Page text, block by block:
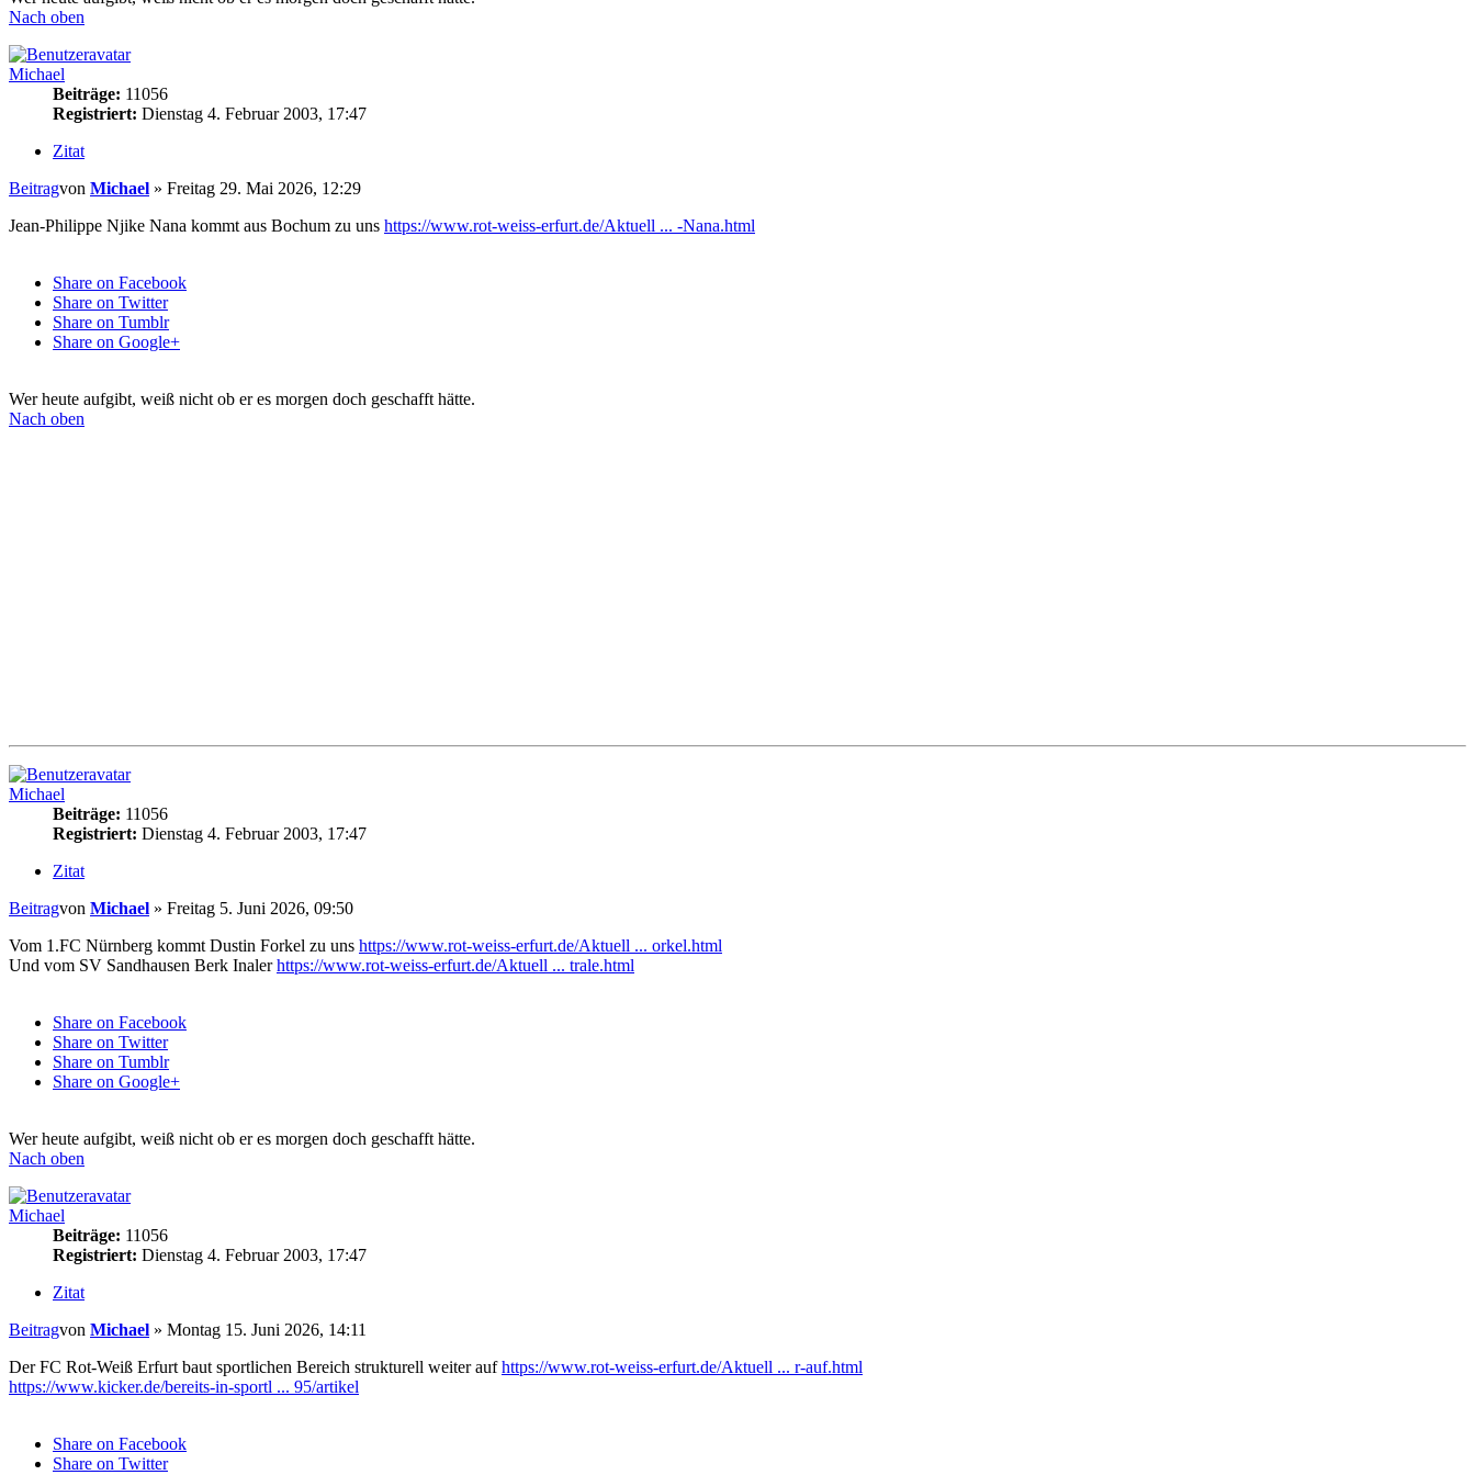
Nach oben
Michael
Beiträge: 11056
Registriert: Dienstag 4. Februar 2003, 17:47
Zitat
Beitragvon Michael » Freitag 29. Mai 2026, 12:29
Jean-Philippe Njike Nana kommt aus Bochum zu uns https://www.rot-weiss-erfurt.de/Aktuell ... -Nana.html
Share on Facebook
Share on Twitter
Share on Tumblr
Share on Google+
Wer heute aufgibt, weiß nicht ob er es morgen doch geschafft hätte.
Nach oben
Michael
Beiträge: 11056
Registriert: Dienstag 4. Februar 2003, 17:47
Zitat
Beitragvon Michael » Freitag 5. Juni 2026, 09:50
Vom 1.FC Nürnberg kommt Dustin Forkel zu uns https://www.rot-weiss-erfurt.de/Aktuell ... orkel.html
Und vom SV Sandhausen Berk Inalerhttps://www.rot-weiss-erfurt.de/Aktuell ... trale.html
Share on Facebook
Share on Twitter
Share on Tumblr
Share on Google+
Wer heute aufgibt, weiß nicht ob er es morgen doch geschafft hätte.
Nach oben
Michael
Beiträge: 11056
Registriert: Dienstag 4. Februar 2003, 17:47
Zitat
Beitragvon Michael » Montag 15. Juni 2026, 14:11
Der FC Rot-Weiß Erfurt baut sportlichen Bereich strukturell weiter aufhttps://www.rot-weiss-erfurt.de/Aktuell ... r-auf.html
https://www.kicker.de/bereits-in-sportl ... 95/artikel
Share on Facebook
Share on Twitter